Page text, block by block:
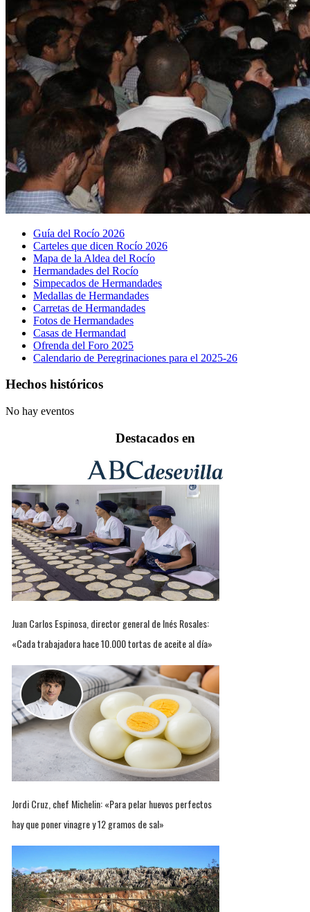
Guía del Rocío 2026
Carteles que dicen Rocío 2026
Mapa de la Aldea del Rocío
Hermandades del Rocío
Simpecados de Hermandades
Medallas de Hermandades
Carretas de Hermandades
Fotos de Hermandades
Casas de Hermandad
Ofrenda del Foro 2025
Calendario de Peregrinaciones para el 2025-26
Hechos históricos
No hay eventos
Destacados en
Juan Carlos Espinosa, director general de Inés Rosales:
«Cada trabajadora hace 10.000 tortas de aceite al día»
Jordi Cruz, chef Michelin: «Para pelar huevos perfectos
hay que poner vinagre y 12 gramos de sal»